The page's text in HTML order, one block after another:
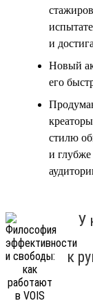
и
Новый
его
стилю
и
У
к